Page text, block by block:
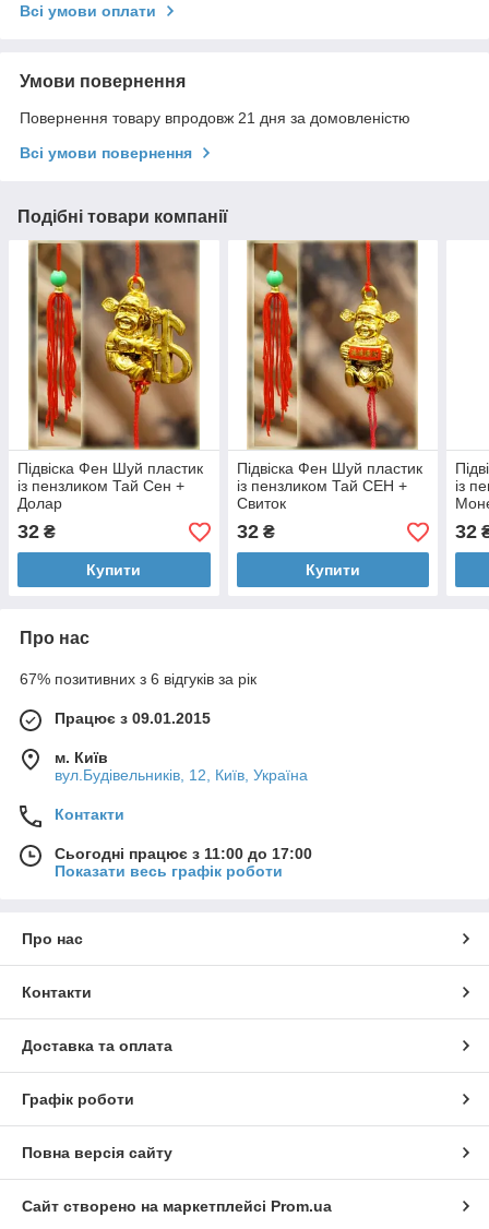
Всі умови оплати
Умови повернення
Повернення товару впродовж 21 дня за домовленістю
Всі умови повернення
Подібні товари компанії
Підвіска Фен Шуй пластик
із пензликом Тай Сен +
Долар
32 ₴
Купити
Підвіска Фен Шуй пластик
із пензликом Тай СЕН +
Свиток
32₴
Купити
із
32
Про нас
67% позитивних з 6 відгуків за рік
Працює з 09.01.2015
м. Київ
вул.Будівельників, 12, Київ, Україна
Контакти
Сьогодні працює з 11:00 до 17:00
Показати весь графік роботи
Про нас
Контакти
Доставка та оплата
Графік роботи
Повна версія сайту
Сайт створено на маркетплейсі Prom.ua